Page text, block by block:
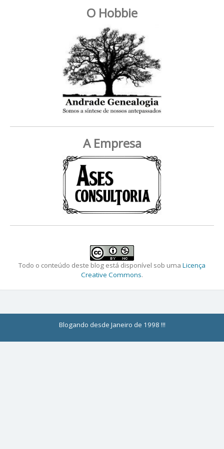
O Hobbie
A Empresa
Todo o conteúdo deste blog está disponível sob uma Licença
Creative Commons.
Blogando desde Janeiro de 1998 !!!